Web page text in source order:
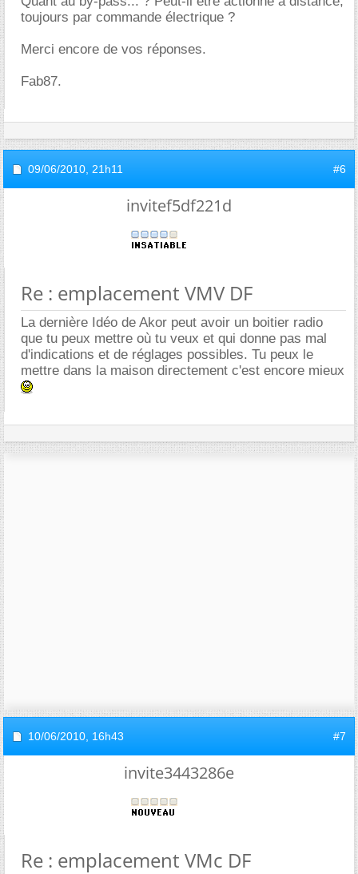
toujours par commande électrique ?
Merci encore de vos réponses.
Fab87.
09/06/2010, 21h11 #6
invitef5df221d
Re : emplacement VMV DF
La dernière Idéo de Akor peut avoir un boitier radio
que tu peux mettre où tu veux et qui donne pas mal
d'indications et de réglages possibles. Tu peux le
mettre dans la maison directement c'est encore mieux
10/06/2010, 16h43 #7
invite3443286e
Re : emplacement VMc DF